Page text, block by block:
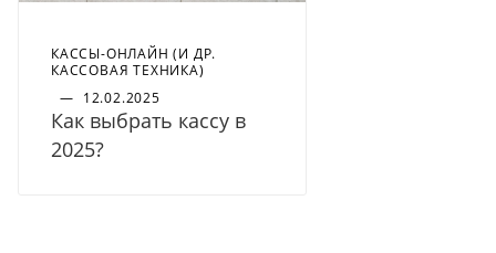
КАССЫ-ОНЛАЙН (И ДР.
КАССОВАЯ ТЕХНИКА)
— 12.02.2025
Как выбрать кассу в
2025?